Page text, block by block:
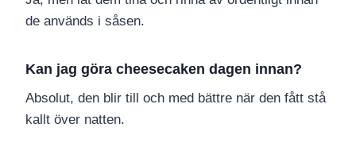
de används i såsen.
Kan jag göra cheesecaken dagen innan?
Absolut, den blir till och med bättre när den fått stå
kallt över natten.